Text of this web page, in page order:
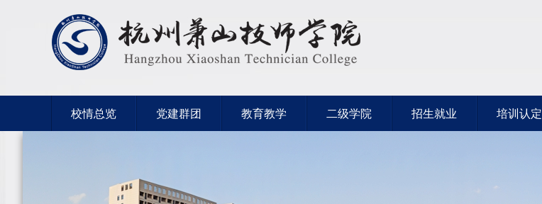
校情总览 党建群团 教育教学 二级学院 招生就业 培训认定